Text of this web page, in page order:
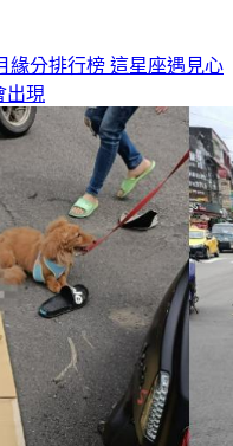
緣分排行榜 這星座遇見心
出現